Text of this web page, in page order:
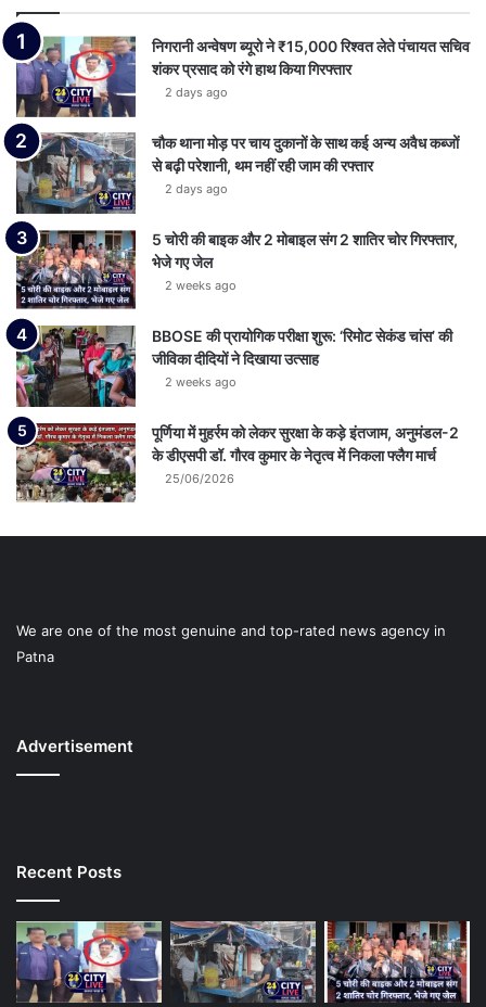
निगरानी अन्वेषण ब्यूरो ने ₹15,000 रिश्वत लेते पंचायत सचिव
शंकर प्रसाद को रंगे हाथ किया गिरफ्तार
2 days ago
चौक थाना मोड़ पर चाय दुकानों के साथ कई अन्य अवैध कब्जों
से बढ़ी परेशानी, थम नहीं रही जाम की रफ्तार
2 days ago
5 चोरी की बाइक और 2 मोबाइल संग 2 शातिर चोर गिरफ्तार,
भेजे गए जेल
2 weeks ago
BBOSE की प्रायोगिक परीक्षा शुरू: ‘रिमोट सेकंड चांस’ की
जीविका दीदियों ने दिखाया उत्साह
2 weeks ago
पूर्णिया में मुहर्रम को लेकर सुरक्षा के कड़े इंतजाम, अनुमंडल-2
के डीएसपी डॉ. गौरव कुमार के नेतृत्व में निकला फ्लैग मार्च
25/06/2026
We are one of the most genuine and top-rated news agency in
Patna
Advertisement
Recent Posts